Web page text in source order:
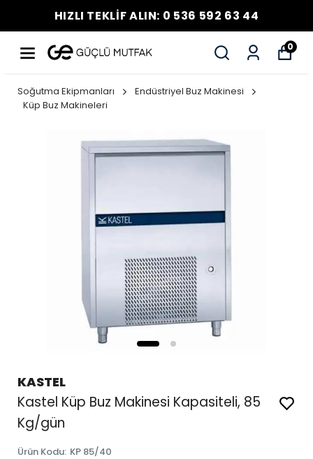
HIZLI TEKLİF ALIN: 0 536 592 63 44
0
Soğutma Ekipmanları
Endüstriyel Buz Makinesi
Küp Buz Makineleri
KASTEL
Kastel Küp Buz Makinesi Kapasiteli, 85
Kg/gün
Ürün Kodu: KP 85/40